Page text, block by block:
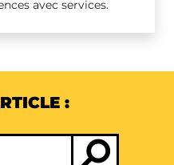
avec services.
: